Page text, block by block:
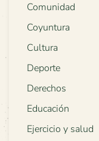
Comunidad
Coyuntura
Cultura
Deporte
Derechos
Educación
Ejercicio y salud